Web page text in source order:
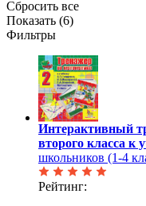
Сбросить все
Показать (6)
Фильтры
Интерактивный
второго класса к
школьников (1-4
Рейтинг: